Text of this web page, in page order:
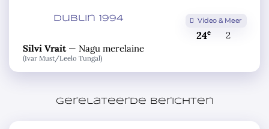
Dublin 1994
Silvi Vrait— Nagu merelaine
(Ivar Must/Leelo Tungal)
Video & Meer
24e 2
Gerelateerde berichten